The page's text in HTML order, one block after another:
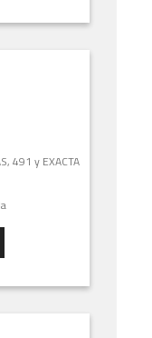
491 y EXACTA